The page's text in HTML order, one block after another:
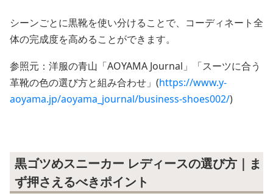
シーンごとに黒靴を使い分けることで、コーディネート全
体の完成度を高めることができます。
参照元：洋服の青山「AOYAMA Journal」「スーツに合う
革靴の色の選び方と組み合わせ」(https://www.y-
aoyama.jp/aoyama_journal/business-shoes002/)
黒ゴツめスニーカー レディースの選び方｜ま
ず押さえるべきポイント